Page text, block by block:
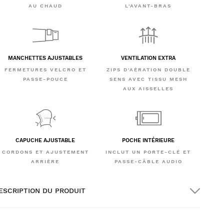
AU CHAUD
L'AVANT-BRAS
MANCHETTES AJUSTABLES
FERMETURES VELCRO ET
PASSE-POUCE
VENTILATION EXTRA
ZIPS D'AÉRATION DOUBLE
SENS AVEC TISSU MESH
AUX AISSELLES
CAPUCHE AJUSTABLE
CORDONS ET AJUSTEMENT
ARRIÈRE
POCHE INTÉRIEURE
INCLUT UN PORTE-CLÉ ET
PASSE-CÂBLE AUDIO
DU PRODUIT